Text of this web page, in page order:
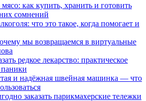
как купить, хранить и готовить
сомнений
что это такое, когда помогает и
мы возвращаемся в виртуальные
редкое лекарство: практическое
паники
и надёжная швейная машинка — что
заказать парикмахерские тележки